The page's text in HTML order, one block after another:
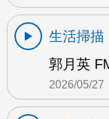
生活掃描
郭月英
2026/05/27